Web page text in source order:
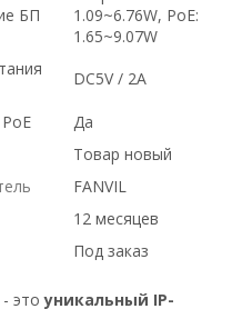
БП
1.09~6.76W, PoE:
1.65~9.07W
DC5V / 2A
Да
Товар новый
FANVIL
12 месяцев
Под заказ
- этоуникальный IP-